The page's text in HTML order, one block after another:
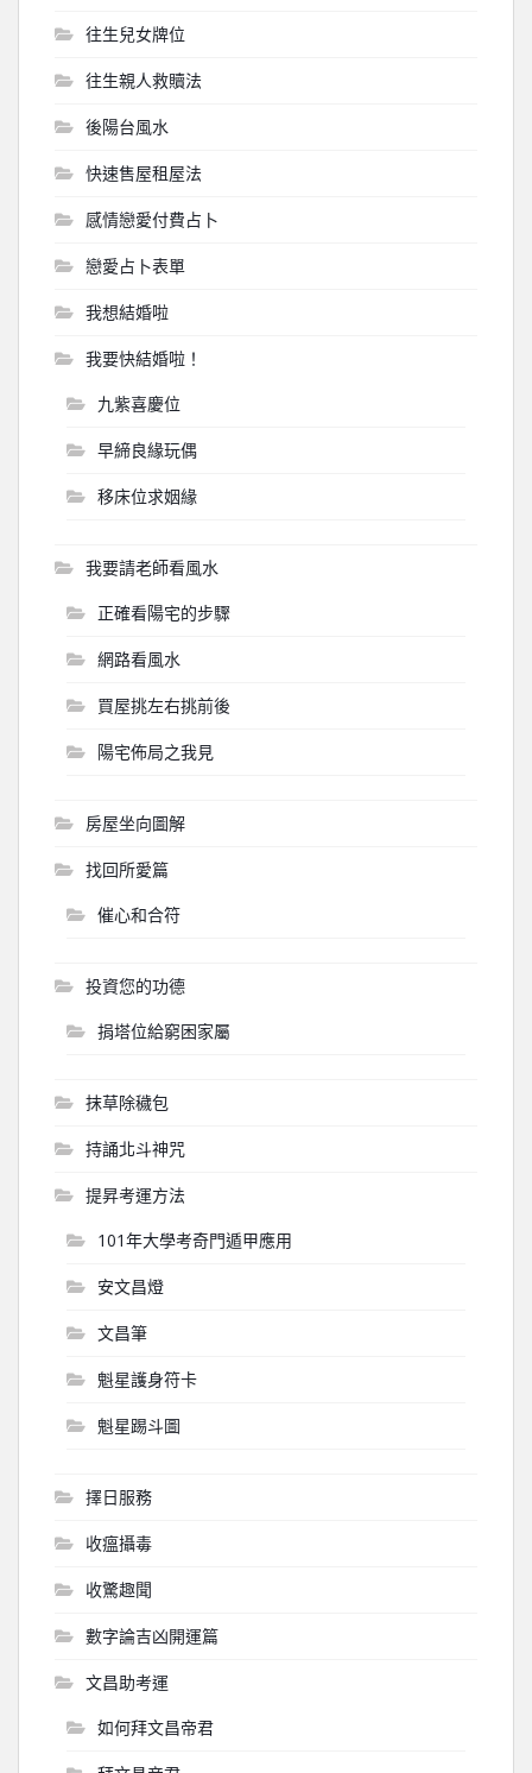
往生兒女牌位
往生親人救贖法
後陽台風水
快速售屋租屋法
感情戀愛付費占卜
戀愛占卜表單
我想結婚啦
我要快結婚啦！
九紫喜慶位
早締良緣玩偶
移床位求姻緣
我要請老師看風水
正確看陽宅的步驟
網路看風水
買屋挑左右挑前後
陽宅佈局之我見
房屋坐向圖解
找回所愛篇
催心和合符
投資您的功德
捐塔位給窮困家屬
抹草除穢包
持誦北斗神咒
提昇考運方法
101年大學考奇門遁甲應用
安文昌燈
文昌筆
魁星護身符卡
魁星踢斗圖
擇日服務
收瘟攝毒
收驚趣聞
數字論吉凶開運篇
文昌助考運
如何拜文昌帝君